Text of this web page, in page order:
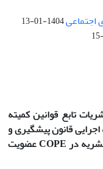
اجتماعی1404-01-13
تابع قوانین کمیته
اجرایی قانون پیشگیری و
مقابله با تقلب در آثار علمی پیروی می‌کند (نشریه در COPE عضویت